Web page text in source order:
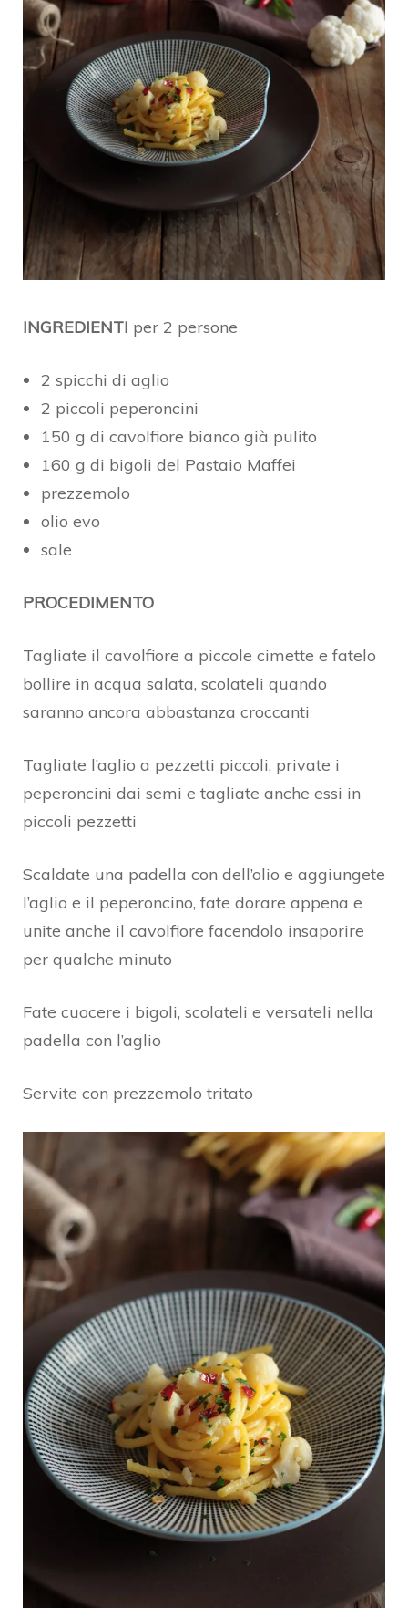
INGREDIENTI per 2 persone
2 spicchi di aglio
2 piccoli peperoncini
150 g di cavolfiore bianco già pulito
160 g di bigoli del Pastaio Maffei
prezzemolo
olio evo
sale
PROCEDIMENTO
Tagliate il cavolfiore a piccole cimette e fatelo
bollire in acqua salata, scolateli quando
saranno ancora abbastanza croccanti
Tagliate l’aglio a pezzetti piccoli, private i
peperoncini dai semi e tagliate anche essi in
piccoli pezzetti
Scaldate una padella con dell’olio e aggiungete
l’aglio e il peperoncino, fate dorare appena e
unite anche il cavolfiore facendolo insaporire
per qualche minuto
Fate cuocere i bigoli, scolateli e versateli nella
padella con l’aglio
Servite con prezzemolo tritato